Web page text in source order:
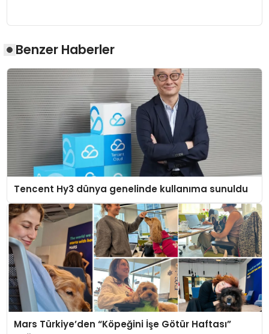
Benzer Haberler
Tencent Hy3 dünya genelinde kullanıma sunuldu
Mars Türkiye’den “Köpeğini İşe Götür Haftası”